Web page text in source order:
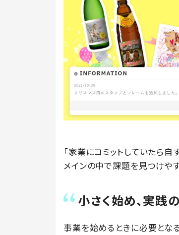
「家業にコミットしていたら
メインの中で課題を見つけや
小さく始め、実践
事業を始めるときに必要とな